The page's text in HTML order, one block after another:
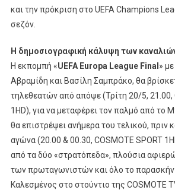
και την πρόκριση στο UEFA Champions
σεζόν.
Η δημοσιογραφική κάλυψη των
Η εκπομπή «UEFA Europa League Final »
Αβραμίδη και Βασίλη Σαμπράκο, θα
τηλεθεατών από απόψε (Τρίτη 20/5, 21.00,
1HD), για να μεταφέρει τον παλμό από το
θα επιστρέψει ανήμερα του τελικού, πριν
αγώνα (20.00 & 00.30, COSMOTE SPORT
από τα δύο «στρατόπεδα», πλούσια
των πρωταγωνιστών και όλο το
Καλεσμένος στο στούντιο της COSMOTE